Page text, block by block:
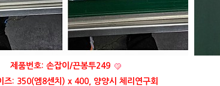
제품번호: 손잡이/끈봉투249
즈: 350(엠8센치) x 400, 양양시 체리연구회